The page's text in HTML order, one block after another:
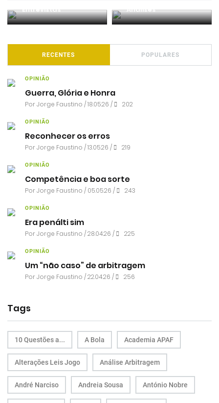
Entrevistas Análises
RECENTES POPULARES
OPINIÃO
Guerra, Glória e Honra
PorJorge Faustino / 18.05.26 / 202
OPINIÃO
Reconhecer os erros
PorJorge Faustino / 13.05.26 / 219
OPINIÃO
Competência e boa sorte
PorJorge Faustino / 05.05.26 / 243
OPINIÃO
Era penálti sim
PorJorge Faustino / 28.04.26 / 225
OPINIÃO
Um “não caso” de arbitragem
PorJorge Faustino / 22.04.26 / 256
Tags
10 Questões a... A Bola Academia APAF
Alterações Leis Jogo Análise Arbitragem
André Narciso Andreia Sousa António Nobre